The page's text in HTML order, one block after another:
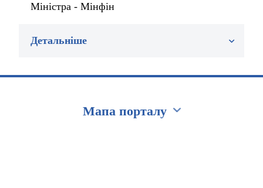
Міністра - Мінфін
Детальніше
Мапа порталу